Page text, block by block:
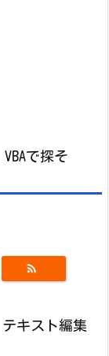
で探そ

キスト編集